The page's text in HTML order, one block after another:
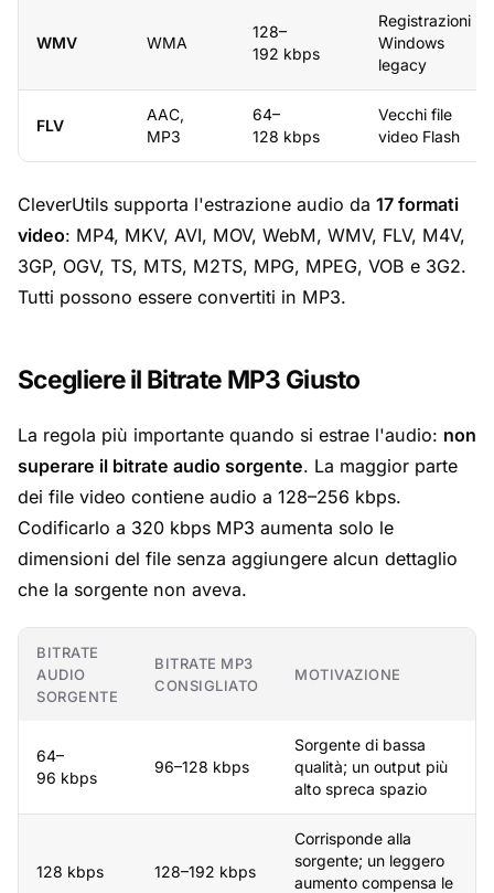
WMV WMA
128–
192 kbps
Registrazioni
Windows
legacy
FLV
AAC,
MP3
64–
128 kbps
Vecchi file
video Flash
CleverUtils supporta l'estrazione audio da 17 formati
video: MP4, MKV, AVI, MOV, WebM, WMV, FLV, M4V,
3GP, OGV, TS, MTS, M2TS, MPG, MPEG, VOB e 3G2.
Tutti possono essere convertiti in MP3.
Scegliere il Bitrate MP3 Giusto
La regola più importante quando si estrae l'audio: non
superare il bitrate audio sorgente. La maggior parte
dei file video contiene audio a 128–256 kbps.
Codificarlo a 320 kbps MP3 aumenta solo le
dimensioni del file senza aggiungere alcun dettaglio
che la sorgente non aveva.
BITRATE
AUDIO
SORGENTE
BITRATE MP3
CONSIGLIATO
MOTIVAZIONE
64–
96 kbps
96–128 kbps
Sorgente di bassa
qualità; un output più
alto spreca spazio
128 kbps 128–192 kbps
Corrisponde alla
sorgente; un leggero
aumento compensa le